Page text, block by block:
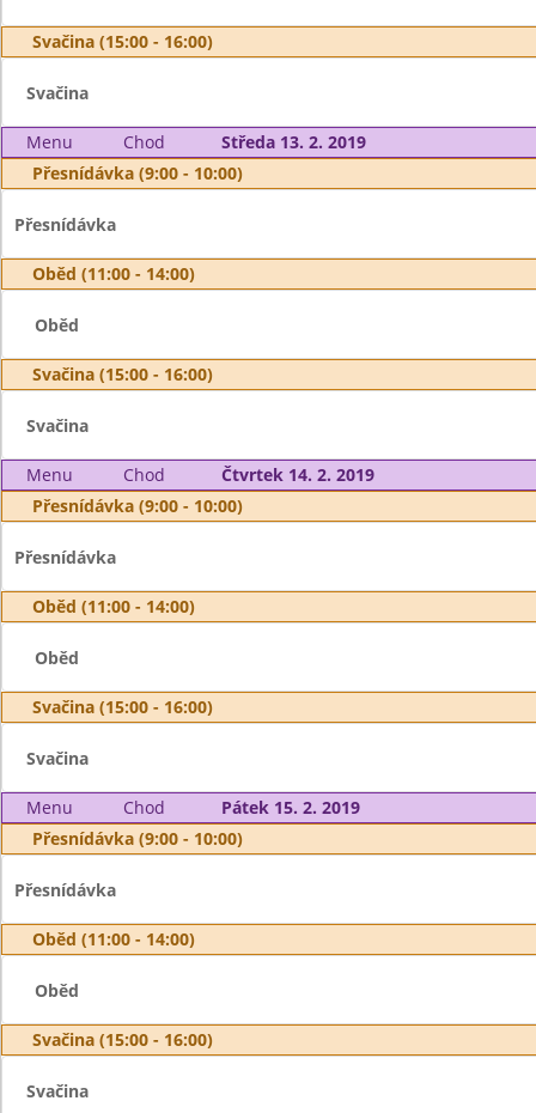
Svačina (15:00 - 16:00)
Svačina
Menu Chod
Středa 13. 2. 2019
Přesnídávka (9:00 - 10:00)
Přesnídávka
Oběd (11:00 - 14:00)
Oběd
Svačina (15:00 - 16:00)
Svačina
Menu Chod
Čtvrtek 14. 2. 2019
Přesnídávka (9:00 - 10:00)
Přesnídávka
Oběd (11:00 - 14:00)
Oběd
Svačina (15:00 - 16:00)
Svačina
Menu Chod
Pátek 15. 2. 2019
Přesnídávka (9:00 - 10:00)
Přesnídávka
Oběd (11:00 - 14:00)
Oběd
Svačina (15:00 - 16:00)
Svačina